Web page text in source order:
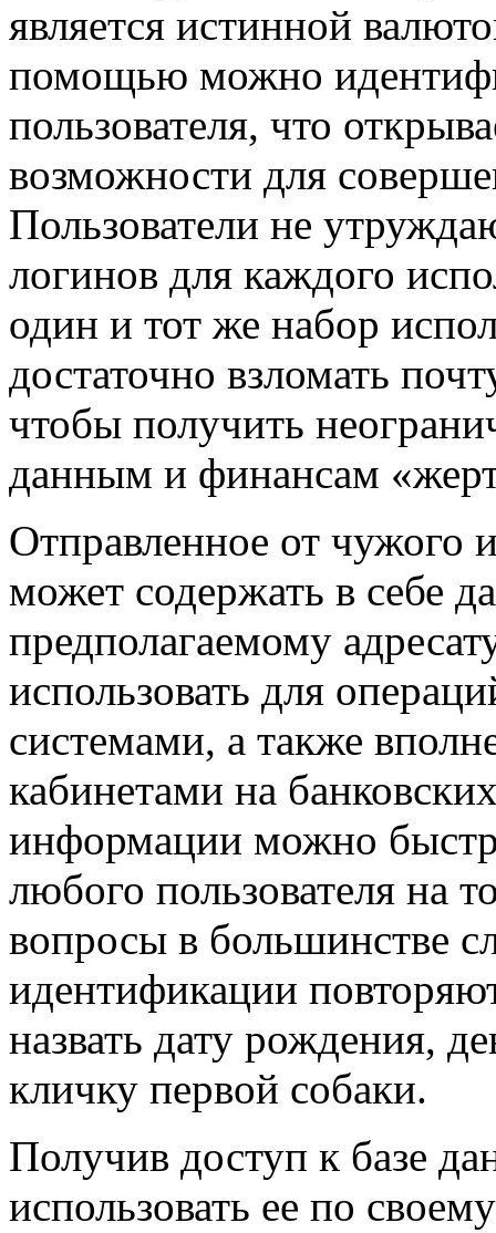
является истинной
помощью можно
пользователя, что
возможности для
Пользователи не
логинов для каждого
один и тот же набор
достаточно взломать
чтобы получить
данным и финансам
Отправленное от
может содержать в себе
предполагаемому
использовать для
системами, а также
кабинетами на
информации можно
любого пользователя на
вопросы в большинстве
идентификации
назвать дату рождения,
кличку первой собаки.
Получив доступ к базе
использовать ее по